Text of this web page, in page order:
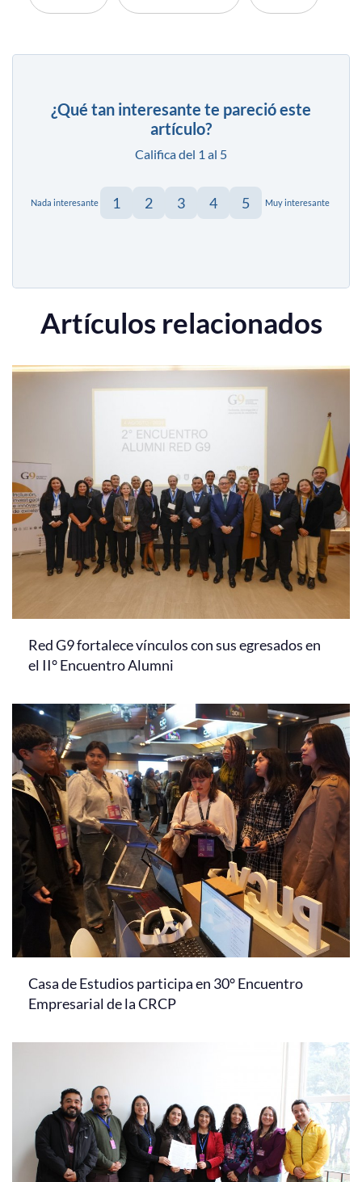
¿Qué tan interesante te pareció este
artículo?
Califica del 1 al 5
Nada interesante 1 2 3 4 5 Muy interesante
Artículos relacionados
Red G9 fortalece vínculos con sus egresados en
el II° Encuentro Alumni
Casa de Estudios participa en 30° Encuentro
Empresarial de la CRCP